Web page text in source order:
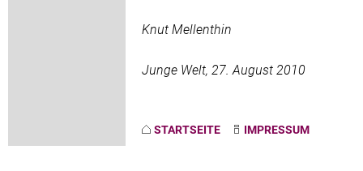
Knut Mellenthin
Junge Welt, 27. August 2010
STARTSEITE IMPRESSUM